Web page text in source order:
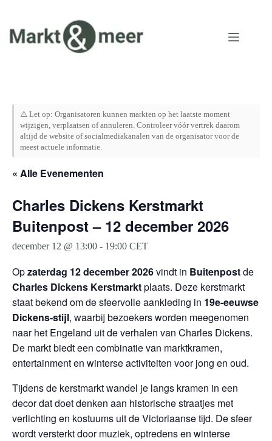
inhoud
⚠️ Let op: Organisatoren kunnen markten op het laatste moment
wijzigen, verplaatsen of annuleren. Controleer vóór vertrek daarom
altijd de website of socialmediakanalen van de organisator voor de
meest actuele informatie.
« Alle Evenementen
Charles Dickens Kerstmarkt
Buitenpost – 12 december 2026
december 12 @ 13:00 - 19:00 CET
Opzaterdag 12 december 2026vindt in Buitenpostde
Charles Dickens Kerstmarktplaats. Deze kerstmarkt
staat bekend om de sfeervolle aankleding in 19e-eeuwse
Dickens-stijl, waarbij bezoekers worden meegenomen
naar het Engeland uit de verhalen van Charles Dickens.
De markt biedt een combinatie van marktkramen,
entertainment en winterse activiteiten voor jong en oud.
Tijdens de kerstmarkt wandel je langs kramen in een
decor dat doet denken aan historische straatjes met
verlichting en kostuums uit de Victoriaanse tijd. De sfeer
wordt versterkt door muziek, optredens en winterse